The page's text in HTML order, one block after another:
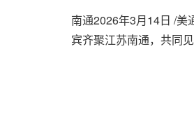
南通2026年3月14日 /美
宾齐聚江苏南通，共同